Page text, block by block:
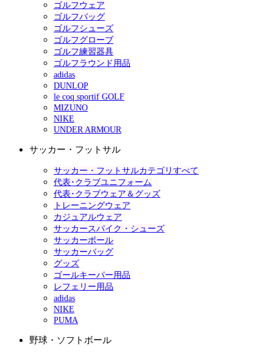
ゴルフウェア
ゴルフバッグ
ゴルフシューズ
ゴルフグローブ
ゴルフ練習器具
ゴルフラウンド用品
adidas
DUNLOP
le coq sportif GOLF
MIZUNO
NIKE
UNDER ARMOUR
サッカー・フットサル
サッカー・フットサルカテゴリすべて
代表･クラブユニフォーム
代表･クラブウェア＆グッズ
トレーニングウェア
カジュアルウェア
サッカースパイク・シューズ
サッカーボール
サッカーバッグ
グッズ
ゴールキーパー用品
レフェリー用品
adidas
NIKE
PUMA
野球・ソフトボール